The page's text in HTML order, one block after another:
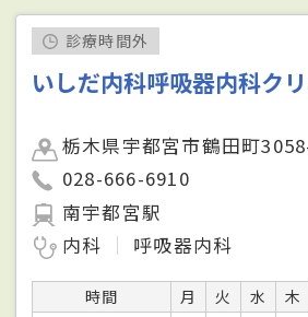
診療時間外
いしだ内科呼吸器内科ク
栃木県宇都宮市鶴田町
028-666-6910
南宇都宮駅
内科
呼吸器内科
時間 月 火 水 木